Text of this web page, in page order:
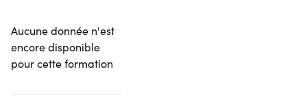
Aucune donnée n'est
encore disponible
pour cette formation